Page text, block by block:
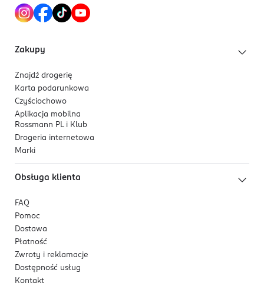
Zakupy
Znajdź drogerię
Karta podarunkowa
Czyściochowo
Aplikacja mobilna
Rossmann PL i Klub
Drogeria internetowa
Marki
Obsługa klienta
FAQ
Pomoc
Dostawa
Płatność
Zwroty i reklamacje
Dostępność usług
Kontakt